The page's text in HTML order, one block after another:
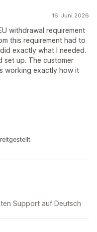
16. Juni 2026
withdrawal requirement
this requirement had to
exactly what I needed.
set up. The customer
working exactly how it
Support auf Deutsch